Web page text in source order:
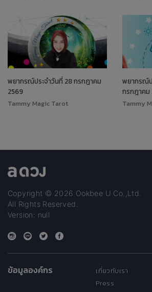
พยากรณ์ประจำวันที่ 28 กรกฎาคม
2569
Tammy Magic Tarot
พยากรณ์ป
กรกฎาคม
Tammy
Copyright © 2026 Ookbee U Co.,Ltd.
All Rights Reserved.
Version: null
ข้อมูลองค์กร
เกี่ยวกับเรา
Press